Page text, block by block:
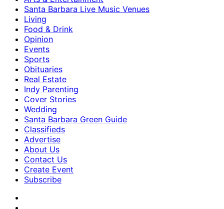
Santa Barbara Live Music Venues
Living
Food & Drink
Opinion
Events
Sports
Obituaries
Real Estate
Indy Parenting
Cover Stories
Wedding
Santa Barbara Green Guide
Classifieds
Advertise
About Us
Contact Us
Create Event
Subscribe